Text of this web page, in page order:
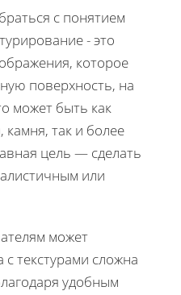
с понятием
- это
которое
поверхность, на
может быть как
камня, так и более
цель — сделать
или
может
с текстурами сложна
удобным